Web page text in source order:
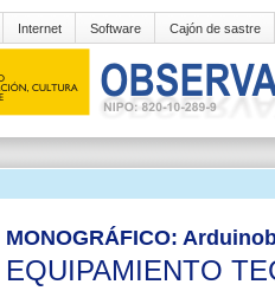
Internet Software Cajón de sastre
MONOGRÁFICO:
EQUIPAMIENTO